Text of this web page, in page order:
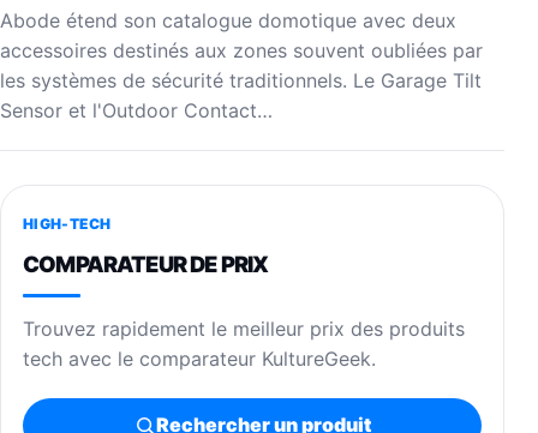
Abode étend son catalogue domotique avec deux
accessoires destinés aux zones souvent oubliées par
les systèmes de sécurité traditionnels. Le Garage Tilt
Sensor et l'Outdoor Contact…
HIGH-TECH
COMPARATEUR DE PRIX
Trouvez rapidement le meilleur prix des produits
tech avec le comparateur KultureGeek.
Rechercher un produit